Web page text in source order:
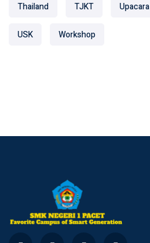
Thailand TJKT Upacara
USK Workshop